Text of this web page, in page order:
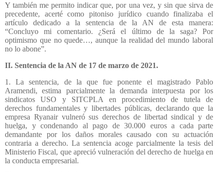
Y también me permito indicar que, por una vez, y sin que sirva de
precedente, acerté como pitoniso jurídico cuando finalizaba el
artículo dedicado a la sentencia de la AN de esta manera:
“Concluyo mi comentario. ¿Será el último de la saga? Por
optimismo que no quede…, aunque la realidad del mundo laboral
no lo abone”.
II. Sentencia de la AN de 17 de marzo de 2021.
1. La sentencia, de la que fue ponente el magistrado Pablo
Aramendi, estima parcialmente la demanda interpuesta por los
sindicatos USO y SITCPLA en procedimiento de tutela de
derechos fundamentales y libertades públicas, declarando que la
empresa Ryanair vulneró sus derechos de libertad sindical y de
huelga, y condenando al pago de 30.000 euros a cada parte
demandante por los daños morales causado con su actuación
contraria a derecho. La sentencia acoge parcialmente la tesis del
Ministerio Fiscal, que apreció vulneración del derecho de huelga en
la conducta empresarial.